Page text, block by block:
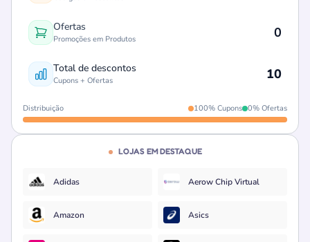
Ofertas
Promoções em Produtos 0
Total de descontos
Cupons + Ofertas 10
Distribuição 100% Cupons 0% Ofertas
LOJAS EM DESTAQUE
Adidas Aerow Chip Virtual
Amazon Asics